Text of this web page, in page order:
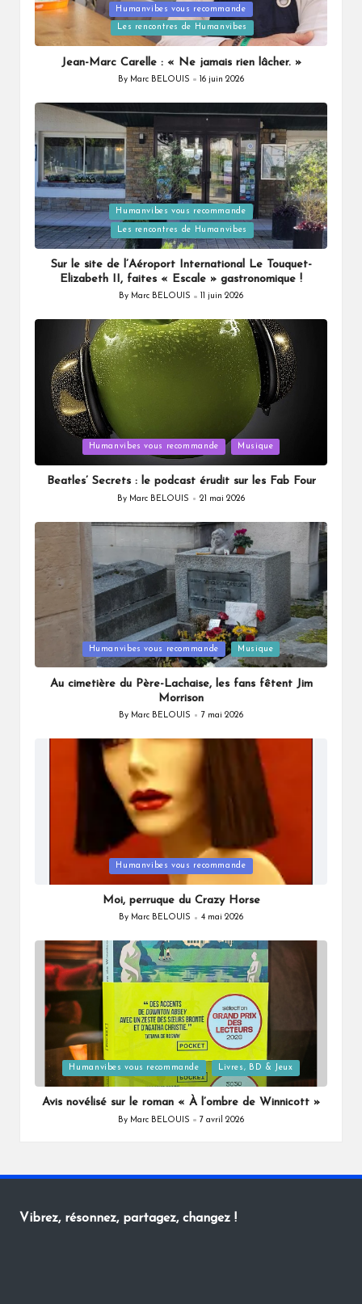
Posted
Humanvibes vous recommande
Les rencontres de Humanvibes
Jean-Marc Carelle : « Ne jamais rien lâcher. »
Posted
By Marc BELOUIS 16 juin 2026
Posted
in
Humanvibes vous recommande
Les rencontres de Humanvibes
Sur le site de l’Aéroport International Le Touquet-
Elizabeth II, faites « Escale » gastronomique !
Posted
By Marc BELOUIS 11 juin 2026
in
Humanvibes vous recommande Musique
Beatles’ Secrets : le podcast érudit sur les Fab Four
Posted
By Marc BELOUIS 21 mai 2026
in
Humanvibes vous recommande Musique
Au cimetière du Père-Lachaise, les fans fêtent Jim
Morrison
Posted
By Marc BELOUIS 7 mai 2026
in
Humanvibes vous recommande
Moi, perruque du Crazy Horse
Posted
By Marc BELOUIS 4 mai 2026
Posted
in
Humanvibes vous recommande Livres, BD & Jeux
Avis novélisé sur le roman « À l’ombre de Winnicott »
Posted
By Marc BELOUIS 7 avril 2026
Vibrez, résonnez, partagez, changez !